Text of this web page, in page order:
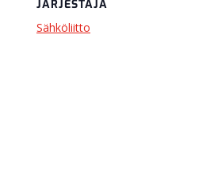
JÄRJESTÄJÄ
Sähköliitto